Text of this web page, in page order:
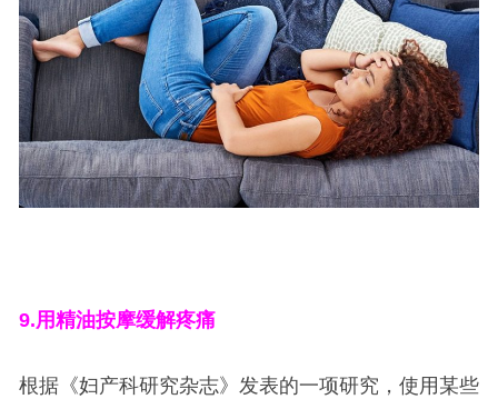
9.用精油按摩缓解疼痛
根据《妇产科研究杂志》发表的一项研究，使用某些